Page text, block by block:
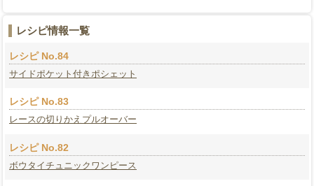
レシピ情報一覧
レシピ No.84
サイドポケット付きポシェット
レシピ No.83
レースの切りかえプルオーバー
レシピ No.82
ボウタイチュニックワンピース